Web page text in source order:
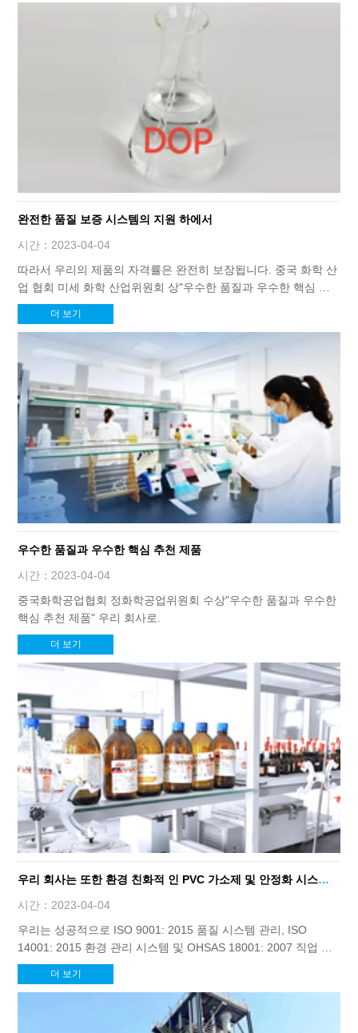
완전한 품질 보증 시스템의 지원 하에서
시간：2023-04-04
따라서 우리의 제품의 자격률은 완전히 보장됩니다. 중국 화학 산
업 협회 미세 화학 산업위원회 상"우수한 품질과 우수한 핵심 추
천 제품" 우리 회사로.
더 보기
우수한 품질과 우수한 핵심 추천 제품
시간：2023-04-04
중국화학공업협회 정화학공업위원회 수상"우수한 품질과 우수한
핵심 추천 제품" 우리 회사로.
더 보기
우리 회사는 또한 환경 친화적 인 PVC 가소제 및 안정화 시스템
을 생산 및 판매합니다.
시간：2023-04-04
우리는 성공적으로 ISO 9001: 2015 품질 시스템 관리, ISO
14001: 2015 환경 관리 시스템 및 OHSAS 18001: 2007 직업 건
강 및 안전 관리 시스템 인증; 따라서 우리의 제품의 자격률은 완
전히 보장됩니다.
더 보기